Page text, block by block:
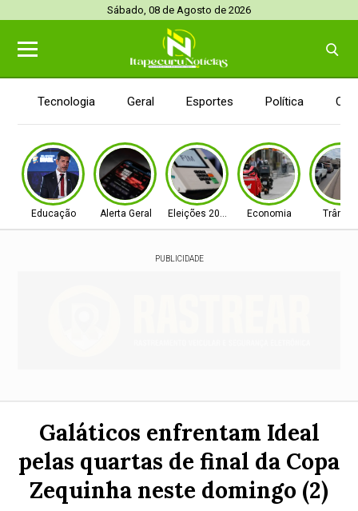
Sábado, 08 de Agosto de 2026
Tecnologia Geral Esportes Política
Educação Alerta Geral Eleições 2026 Economia
PUBLICIDADE
Galáticos enfrentam Ideal
pelas quartas de final da Copa
Zequinha neste domingo (2)